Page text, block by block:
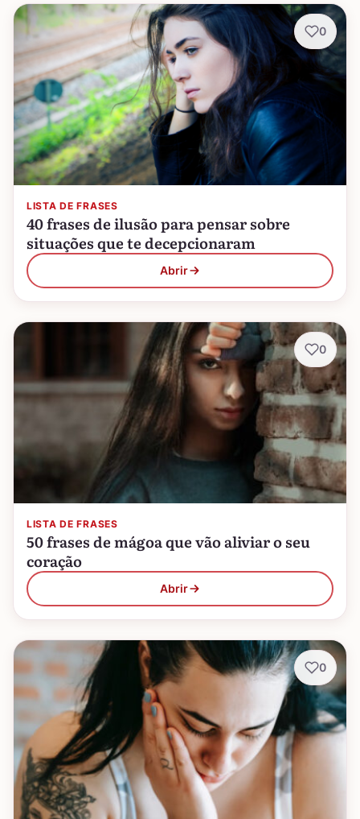
LISTA DE FRASES
40 frases de ilusão para pensar sobre
situações que te decepcionaram
Abrir
0
LISTA DE FRASES
50 frases de mágoa que vão aliviar o seu
coração
Abrir
0
0